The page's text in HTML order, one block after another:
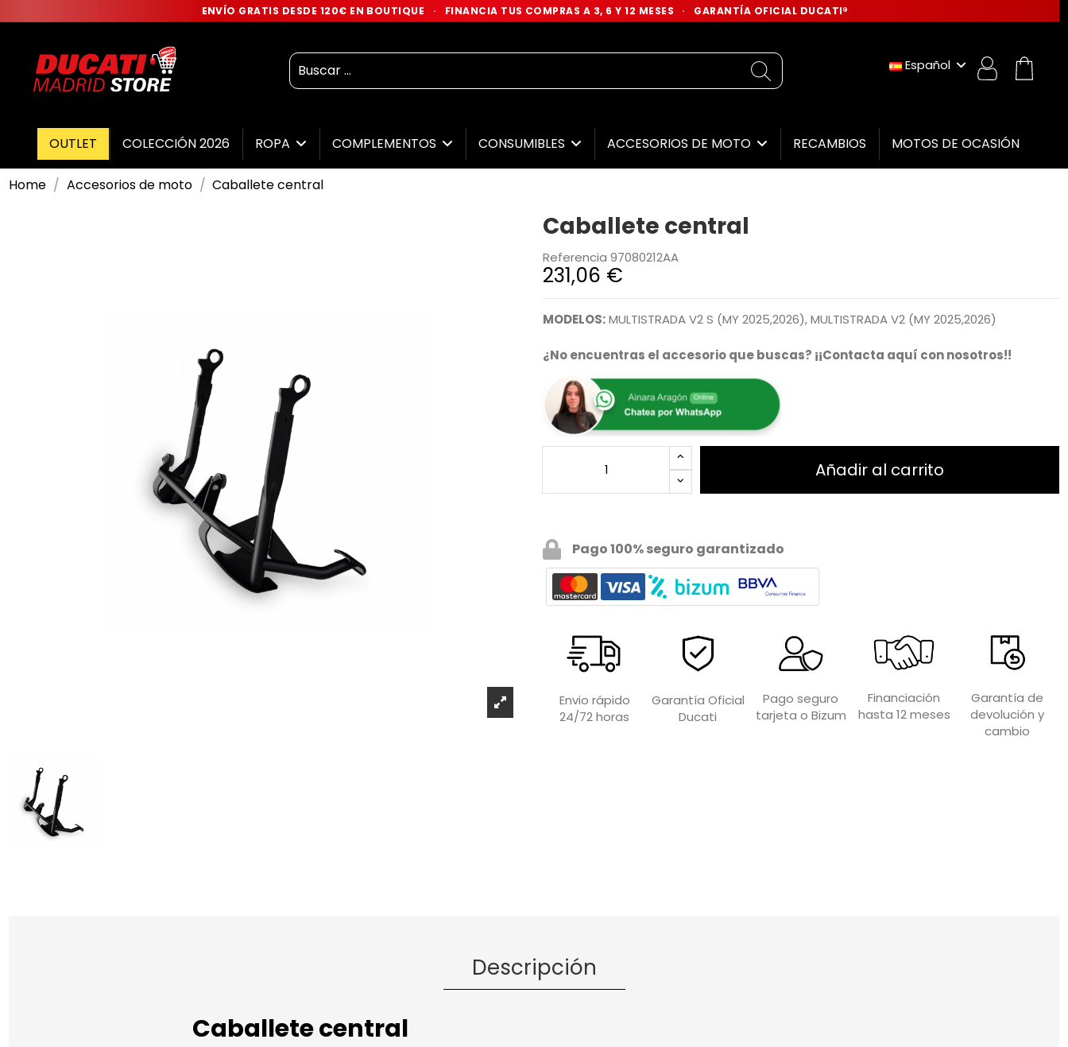
ENVÍO GRATIS DESDE 120€ EN BOUTIQUE · FINANCIA TUS COMPRAS A 3, 6 Y 12 MESES · GARANTÍA OFICIAL DUCATI®
Español
OUTLET COLECCIÓN 2026 ROPA COMPLEMENTOS CONSUMIBLES ACCESORIOS DE MOTO RECAMBIOS MOTOS DE OCASIÓN
Home Accesorios de moto Caballete central
Caballete central
Referencia 97080212AA
231,06 €
MODELOS:MULTISTRADA V2 S (MY 2025,2026), MULTISTRADA V2 (MY 2025,2026)
¿No encuentras el accesorio que buscas? ¡¡Contacta aquí con nosotros!!
Añadir al carrito
Pago 100% seguro garantizado
Envio rápido
24/72 horas
Garantía Oficial
Ducati
Pago seguro
tarjeta o Bizum
Financiación
hasta 12 meses
Garantía de
devolución y
cambio
Descripción
Caballete central